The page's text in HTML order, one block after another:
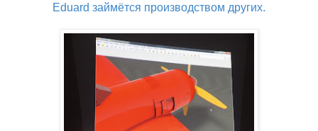
Eduard займётся производством других.